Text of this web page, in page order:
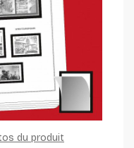
du produit